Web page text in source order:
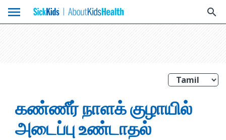
menu search
கண்ணீர் நாளக் குழாயில்
அடைப்பு உண்டாதல்